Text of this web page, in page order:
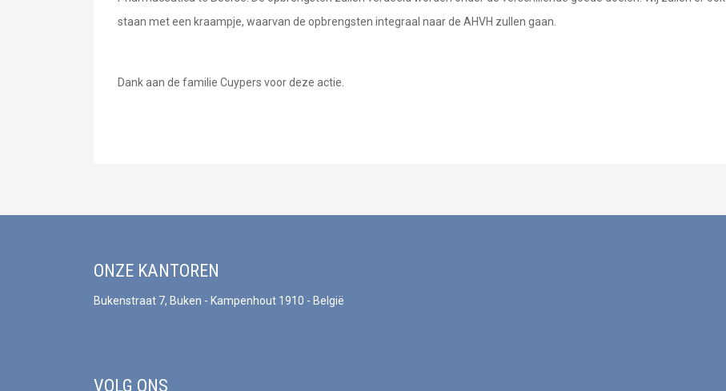
staan met een kraampje, waarvan de opbrengsten integraal naar de AHVH zullen gaan.
Dank aan de familie Cuypers voor deze actie.
ONZE KANTOREN
Bukenstraat 7, Buken - Kampenhout 1910 - België
VOLG ONS